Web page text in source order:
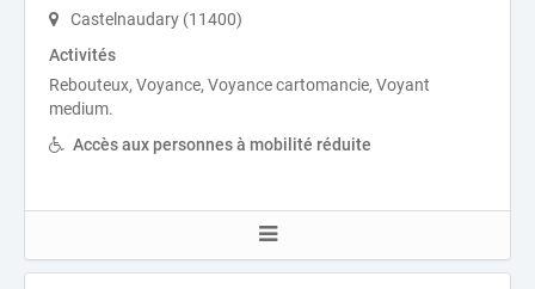
Castelnaudary (11400)
Activités
Rebouteux, Voyance, Voyance cartomancie, Voyant
medium.
Accès aux personnes à mobilité réduite